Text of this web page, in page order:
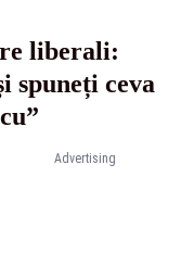
Advertising
liberali:
spuneți ceva